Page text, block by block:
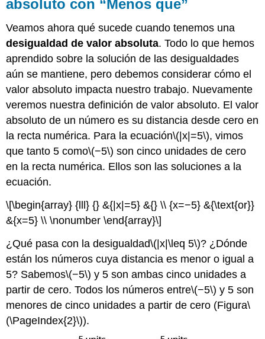
absoluto con “Menos que”
Veamos ahora qué sucede cuando tenemos una
desigualdad de valor absoluta. Todo lo que hemos
aprendido sobre la solución de las desigualdades
aún se mantiene, pero debemos considerar cómo el
valor absoluto impacta nuestro trabajo. Nuevamente
veremos nuestra definición de valor absoluto. El valor
absoluto de un número es su distancia desde cero en
la recta numérica. Para la ecuación\(|x|=5\), vimos
que tanto 5 como\(−5\) son cinco unidades de cero
en la recta numérica. Ellos son las soluciones a la
ecuación.
\[\begin{array} {lll} {} &{|x|=5} &{} \\ {x=−5} &{\text{or}}
&{x=5} \\ \nonumber \end{array}\]
¿Qué pasa con la desigualdad\(|x|\leq 5\)? ¿Dónde
están los números cuya distancia es menor o igual a
5? Sabemos\(−5\) y 5 son ambas cinco unidades a
partir de cero. Todos los números entre\(−5\) y 5 son
menores de cinco unidades a partir de cero (Figura\
(\PageIndex{2}\)).